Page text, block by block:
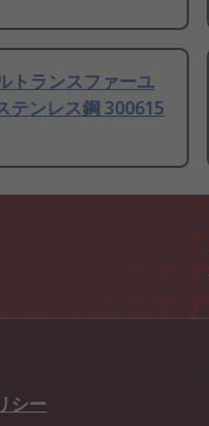
トランスファーユ
テンレス鋼 300615
シー